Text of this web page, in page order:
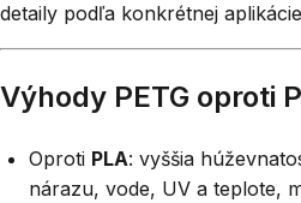
detaily podľa konkrétnej
Výhody PETG oproti
Oproti PLA: vyššia
nárazu, vode, UV a teplote,